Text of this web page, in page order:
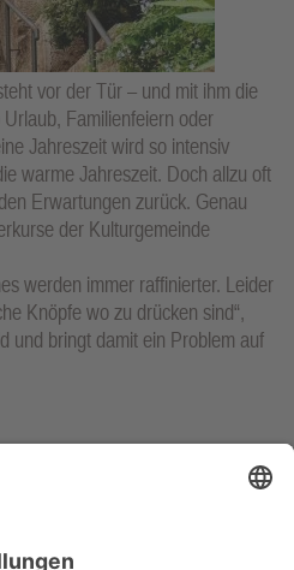
vor der Tür – und mit ihm die
Familienfeiern oder
Jahreszeit wird so intensiv
warme Jahreszeit. Doch allzu oft
Erwartungen zurück. Genau
der Kulturgemeinde
werden immer raffinierter. Leider
Knöpfe wo zu drücken sind“,
und bringt damit ein Problem auf